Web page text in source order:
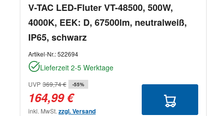
V-TAC LED-Fluter VT-48500, 500W,
4000K, EEK: D, 67500lm, neutralweiß,
IP65, schwarz
Artikel-Nr.:522694
Lieferzeit 2-5 Werktage
UVP 369,74 € -55%
164,99 €
inkl. MwSt. zzgl. Versand